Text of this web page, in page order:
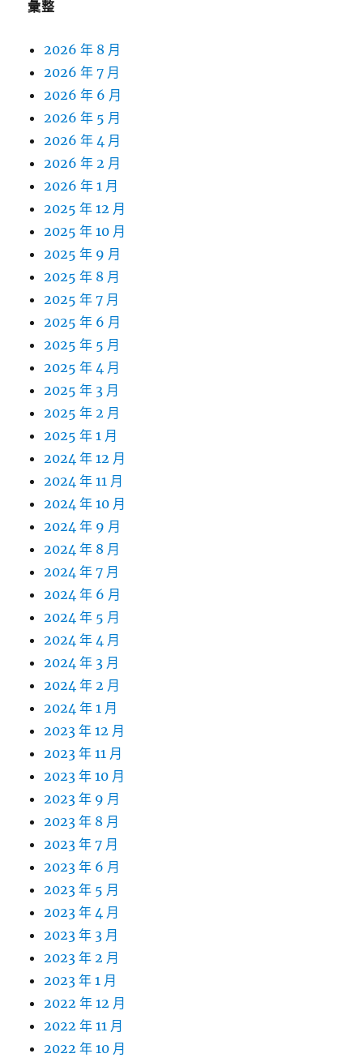
彙整
2026 年 8 月
2026 年 7 月
2026 年 6 月
2026 年 5 月
2026 年 4 月
2026 年 2 月
2026 年 1 月
2025 年 12 月
2025 年 10 月
2025 年 9 月
2025 年 8 月
2025 年 7 月
2025 年 6 月
2025 年 5 月
2025 年 4 月
2025 年 3 月
2025 年 2 月
2025 年 1 月
2024 年 12 月
2024 年 11 月
2024 年 10 月
2024 年 9 月
2024 年 8 月
2024 年 7 月
2024 年 6 月
2024 年 5 月
2024 年 4 月
2024 年 3 月
2024 年 2 月
2024 年 1 月
2023 年 12 月
2023 年 11 月
2023 年 10 月
2023 年 9 月
2023 年 8 月
2023 年 7 月
2023 年 6 月
2023 年 5 月
2023 年 4 月
2023 年 3 月
2023 年 2 月
2023 年 1 月
2022 年 12 月
2022 年 11 月
2022 年 10 月